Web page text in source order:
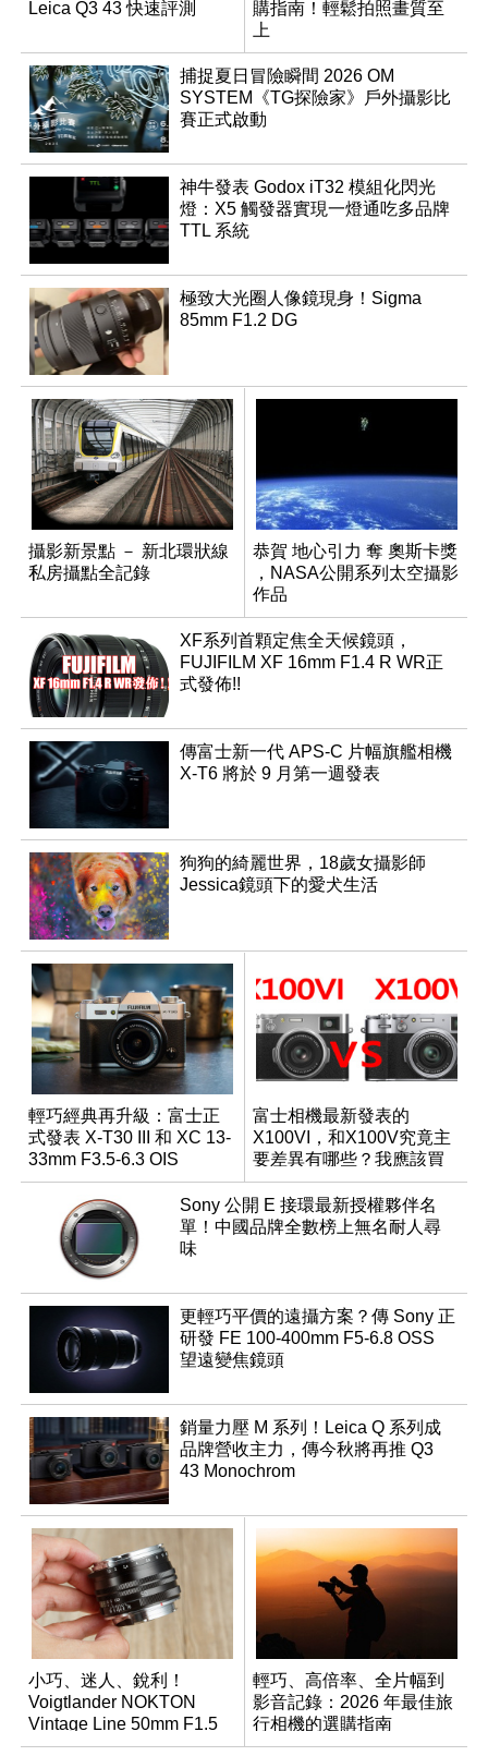
Leica Q3 43 快速評測
購指南！輕鬆拍照畫質至
上
捕捉夏日冒險瞬間 2026 OM
SYSTEM《TG探險家》戶外攝影比
賽正式啟動
神牛發表 Godox iT32 模組化閃光
燈：X5 觸發器實現一燈通吃多品牌
TTL 系統
極致大光圈人像鏡現身！Sigma
85mm F1.2 DG
攝影新景點 － 新北環狀線
私房攝點全記錄
恭賀 地心引力 奪 奧斯卡獎
，NASA公開系列太空攝影
作品
XF系列首顆定焦全天候鏡頭，
FUJIFILM XF 16mm F1.4 R WR正
式發佈!!
傳富士新一代 APS-C 片幅旗艦相機
X-T6 將於 9 月第一週發表
狗狗的綺麗世界，18歲女攝影師
Jessica鏡頭下的愛犬生活
輕巧經典再升級：富士正
式發表 X-T30 III 和 XC 13-
33mm F3.5-6.3 OIS
富士相機最新發表的
X100VI，和X100V究竟主
要差異有哪些？我應該買
哪一台？
Sony 公開 E 接環最新授權夥伴名
單！中國品牌全數榜上無名耐人尋
味
更輕巧平價的遠攝方案？傳 Sony 正
研發 FE 100-400mm F5-6.8 OSS
望遠變焦鏡頭
銷量力壓 M 系列！Leica Q 系列成
品牌營收主力，傳今秋將再推 Q3
43 Monochrom
小巧、迷人、銳利！
Voigtlander NOKTON
Vintage Line 50mm F1.5
ASPH II
輕巧、高倍率、全片幅到
影音記錄：2026 年最佳旅
行相機的選購指南